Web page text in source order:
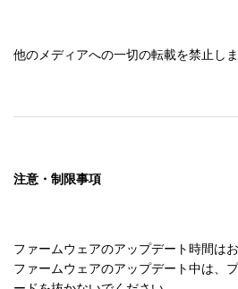
他のメディアへの一切の転載を禁止しま
注意・制限事項
ファームウェアのアップデート時間は
ファームウェアのアップデート中は、